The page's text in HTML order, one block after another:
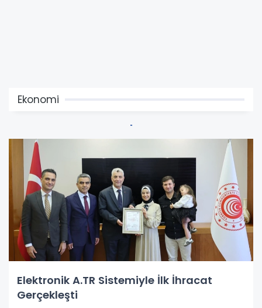
Ekonomi
Elektronik A.TR Sistemiyle İlk İhracat
Gerçekleşti